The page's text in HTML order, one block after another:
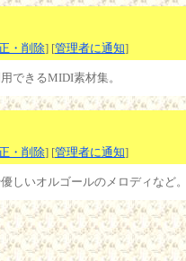
・削除] [管理者に通知]
できるMIDI素材集。
・削除] [管理者に通知]
しいオルゴールのメロディなど